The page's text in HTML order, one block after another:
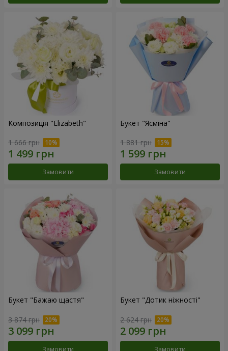
Композиція "Elizabeth"
1 666 грн
Замовити
Букет "Ясміна"
1 881 грн
Замовити
Букет "Бажаю щастя"
3 874 грн
Замовити
Букет "Дотик ніжності"
2 624 грн
Замовити